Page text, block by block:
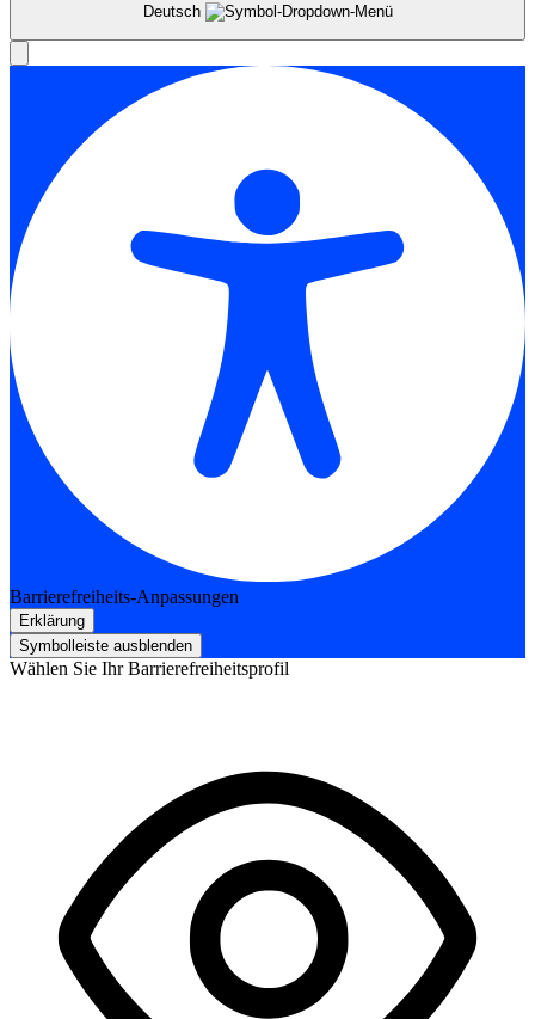
Deutsch
Barrierefreiheits-Anpassungen
Erklärung
Symbolleiste ausblenden
Wählen Sie Ihr Barrierefreiheitsprofil